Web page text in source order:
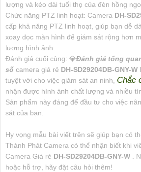
lượng và kéo dài tuổi thọ của đèn hồng
Chức năng PTZ linh hoạt: Camera DH-
cấp khả năng PTZ linh hoạt, giúp bạn dễ
xoay dọc màn hình để giám sát rộng hơn
lượng hình ảnh.
Đánh giá cuối cùng: 💎Đánh giá tổng
số camera giá rẻ DH-SD29204DB-GNY-W
tuyệt vời cho việc giám sát an ninh, Chắc
nhận được hình ảnh chất lượng và nhiều
Sản phẩm này đáng để đầu tư cho việc
sát của bạn.
Hy vọng mẫu bài viết trên sẽ giúp bạn có
Thành Phát Camera có thể nhận biết khi
Camera Giá rẻ DH-SD29204DB-GNY-W .
hoặc hỗ trợ, hãy đặt câu hỏi thêm!